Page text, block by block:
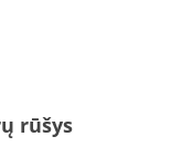
rūšys